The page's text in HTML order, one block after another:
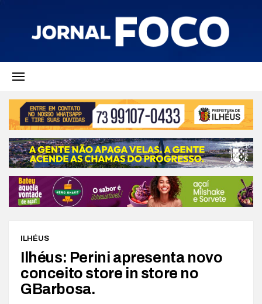
ILHÉUS
Ilhéus: Perini apresenta novo
conceito store in store no
GBarbosa.